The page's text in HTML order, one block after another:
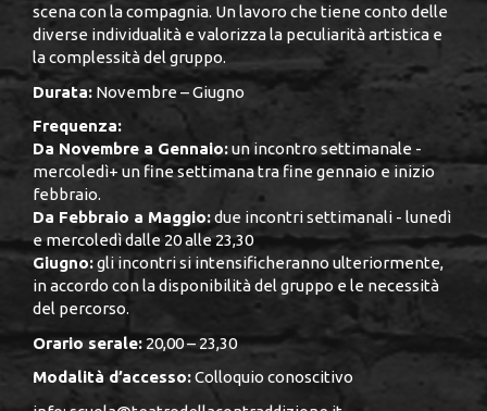
scena con la compagnia. Un lavoro che tiene conto delle
diverse individualità e valorizza la peculiarità artistica e
la complessità del gruppo.
Durata: Novembre – Giugno
Frequenza:
Da Novembre a Gennaio:un incontro settimanale -
mercoledì+ un fine settimana tra fine gennaio e inizio
febbraio.
Da Febbraio a Maggio:due incontri settimanali - lunedì
e mercoledì dalle 20 alle 23,30
Giugno:gli incontri si intensificheranno ulteriormente,
in accordo con la disponibilità del gruppo e le necessità
del percorso.
Orario serale: 20,00 – 23,30
Modalità d’accesso:Colloquio conoscitivo